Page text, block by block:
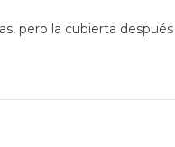
pero la cubierta